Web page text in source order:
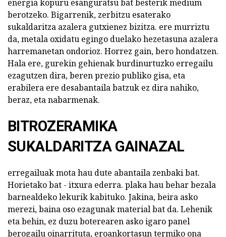
energia kopuru esanguratsu bat besterik medium
berotzeko. Bigarrenik, zerbitzu esaterako
sukaldaritza azalera gutxienez bizitza. ere murriztu
da, metala oxidatu egingo duelako hezetasuna azalera
harremanetan ondorioz. Horrez gain, bero hondatzen.
Hala ere, gurekin gehienak burdinurtuzko erregailu
ezagutzen dira, beren prezio publiko gisa, eta
erabilera ere desabantaila batzuk ez dira nahiko,
beraz, eta nabarmenak.
BITROZERAMIKA
SUKALDARITZA GAINAZAL
erregailuak mota hau dute abantaila zenbaki bat.
Horietako bat - itxura ederra. plaka hau behar bezala
barnealdeko lekurik kabituko. Jakina, beira asko
merezi, baina oso ezagunak material bat da. Lehenik
eta behin, ez duzu boterearen asko igaro panel
berogailu oinarrituta, eroankortasun termiko ona